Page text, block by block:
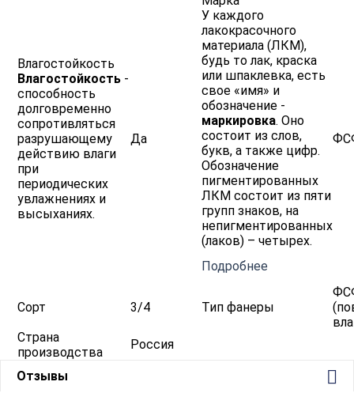
Влагостойкость
Влагостойкость -
способность
долговременно
сопротивляться
разрушающему
действию влаги
при
периодических
увлажнениях и
высыханиях.
Да
У каждого
лакокрасочного
материала (ЛКМ),
будь то лак, краска
или шпаклевка, есть
свое «имя» и
обозначение -
маркировка. Оно
состоит из слов,
букв, а также цифр.
Обозначение
пигментированных
ЛКМ состоит из пяти
групп знаков, на
непигментированных
(лаков) – четырех.
Подробнее
Сорт 3/4 Тип фанеры
Страна
производства
Россия
Отзывы